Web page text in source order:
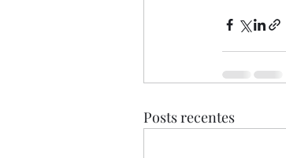
Posts recentes